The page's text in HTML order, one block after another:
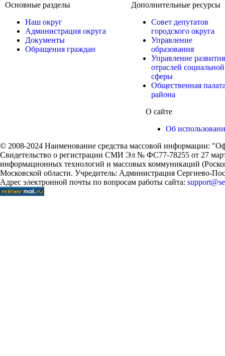
Основные разделы
Наш округ
Администрация округа
Документы
Обращения граждан
Дополнительные ресурсы
Совет депутатов
городского округа
Управление
образования
Управление развития
отраслей социальной
сферы
Общественная
района
О сайте
Об
© 2008-2024 Наименование средства массовой информации:
Свидетельство о регистрации СМИ Эл № ФС77-78255 от 27
информационных технологий и массовых коммуникаций
Московской области. Учредитель: Администрация Сергиево-
Адрес электронной почты по вопросам работы сайта: